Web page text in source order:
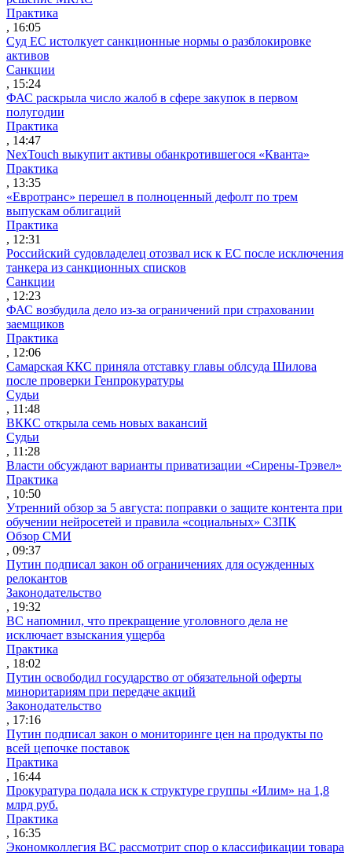
Практика
, 16:05
Суд ЕС истолкует санкционные нормы о разблокировке
активов
Санкции
, 15:24
ФАС раскрыла число жалоб в сфере закупок в первом
полугодии
Практика
, 14:47
NexTouch выкупит активы обанкротившегося «Кванта»
Практика
, 13:35
«Евротранс» перешел в полноценный дефолт по трем
выпускам облигаций
Практика
, 12:31
Российский судовладелец отозвал иск к ЕС после исключения
танкера из санкционных списков
Санкции
, 12:23
ФАС возбудила дело из-за ограничений при страховании
заемщиков
Практика
, 12:06
Самарская ККС приняла отставку главы облсуда Шилова
после проверки Генпрокуратуры
Судьи
, 11:48
ВККС открыла семь новых вакансий
Судьи
, 11:28
Власти обсуждают варианты приватизации «Сирены-Трэвел»
Практика
, 10:50
Утренний обзор за 5 августа: поправки о защите контента при
обучении нейросетей и правила «социальных» СЗПК
Обзор СМИ
, 09:37
Путин подписал закон об ограничениях для осужденных
релокантов
Законодательство
, 19:32
ВС напомнил, что прекращение уголовного дела не
исключает взыскания ущерба
Практика
, 18:02
Путин освободил государство от обязательной оферты
миноритариям при передаче акций
Законодательство
, 17:16
Путин подписал закон о мониторинге цен на продукты по
всей цепочке поставок
Практика
, 16:44
Прокуратура подала иск к структуре группы «Илим» на 1,8
млрд руб.
Практика
, 16:35
Экономколлегия ВС рассмотрит спор о классификации товара